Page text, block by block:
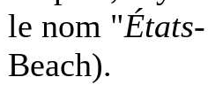
le nom "
Beach).